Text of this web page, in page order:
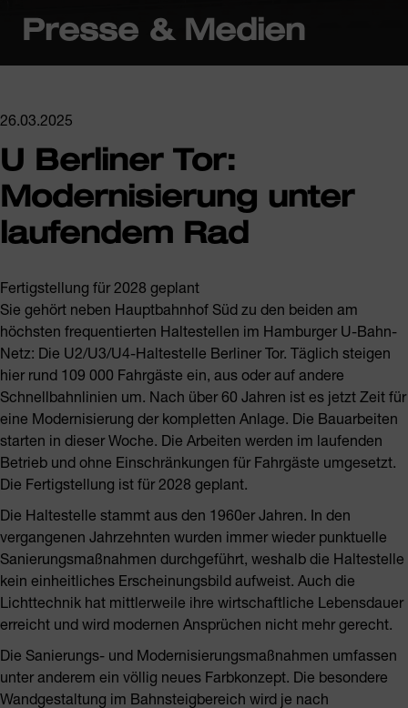
Presse & Medien
26.03.2025
U Berliner Tor:
Modernisierung unter
laufendem Rad
Fertigstellung für 2028 geplant
Sie gehört neben Hauptbahnhof Süd zu den beiden am
höchsten frequentierten Haltestellen im Hamburger U-Bahn-
Netz: Die U2/U3/U4-Haltestelle Berliner Tor. Täglich steigen
hier rund 109 000 Fahrgäste ein, aus oder auf andere
Schnellbahnlinien um. Nach über 60 Jahren ist es jetzt Zeit für
eine Modernisierung der kompletten Anlage. Die Bauarbeiten
starten in dieser Woche. Die Arbeiten werden im laufenden
Betrieb und ohne Einschränkungen für Fahrgäste umgesetzt.
Die Fertigstellung ist für 2028 geplant.
Die Haltestelle stammt aus den 1960er Jahren. In den
vergangenen Jahrzehnten wurden immer wieder punktuelle
Sanierungsmaßnahmen durchgeführt, weshalb die Haltestelle
kein einheitliches Erscheinungsbild aufweist. Auch die
Lichttechnik hat mittlerweile ihre wirtschaftliche Lebensdauer
erreicht und wird modernen Ansprüchen nicht mehr gerecht.
Die Sanierungs- und Modernisierungsmaßnahmen umfassen
unter anderem ein völlig neues Farbkonzept. Die besondere
Wandgestaltung im Bahnsteigbereich wird je nach